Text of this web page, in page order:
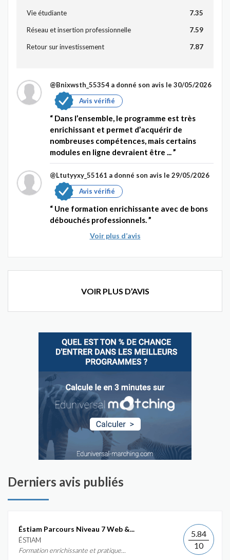
Vie étudiante 7.35
Réseau et insertion professionnelle 7.59
Retour sur investissement 7.87
@Bnixwsth_55354 a donné son avis le 30/05/2026
Avis vérifié
Dans l’ensemble, le programme est très
enrichissant et permet d’acquérir de
nombreuses compétences, mais certains
modules en ligne devraient être ...
@Ltutyyxy_55161 a donné son avis le 29/05/2026
Avis vérifié
Une formation enrichissante avec de bons
débouchés professionnels.
Voir plus d’avis
VOIR PLUS D’AVIS
Derniers avis publiés
Éstiam Parcours Niveau 7 Web &...
ÉSTIAM
Formation enrichissante et pratique...
5.84
10